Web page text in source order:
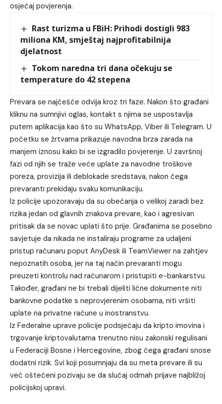
osjećaj povjerenja.
Rast turizma u FBiH: Prihodi dostigli 983
miliona KM, smještaj najprofitabilnija
djelatnost
Tokom naredna tri dana očekuju se
temperature do 42 stepena
Prevara se najčešće odvija kroz tri faze. Nakon što građani
kliknu na sumnjivi oglas, kontakt s njima se uspostavlja
putem aplikacija kao što su WhatsApp, Viber ili Telegram. U
početku se žrtvama prikazuje navodna brza zarada na
manjem iznosu kako bi se izgradilo povjerenje. U završnoj
fazi od njih se traže veće uplate za navodne troškove
poreza, provizija ili deblokade sredstava, nakon čega
prevaranti prekidaju svaku komunikaciju.
Iz policije upozoravaju da su obećanja o velikoj zaradi bez
rizika jedan od glavnih znakova prevare, kao i agresivan
pritisak da se novac uplati što prije. Građanima se posebno
savjetuje da nikada ne instaliraju programe za udaljeni
pristup računaru poput AnyDesk ili TeamViewer na zahtjev
nepoznatih osoba, jer na taj način prevaranti mogu
preuzeti kontrolu nad računarom i pristupiti e-bankarstvu.
Također, građani ne bi trebali dijeliti lične dokumente niti
bankovne podatke s neprovjerenim osobama, niti vršiti
uplate na privatne račune u inostranstvu.
Iz Federalne uprave policije podsjećaju da kripto imovina i
trgovanje kriptovalutama trenutno nisu zakonski regulisani
u Federaciji Bosne i Hercegovine, zbog čega građani snose
dodatni rizik. Svi koji posumnjaju da su meta prevare ili su
već oštećeni pozivaju se da slučaj odmah prijave najbližoj
policijskoj upravi.